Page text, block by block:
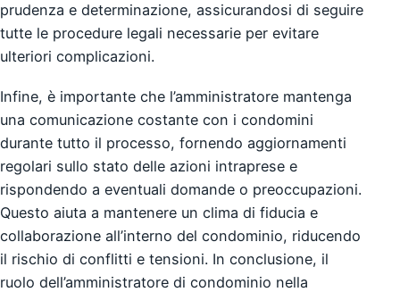
prudenza e determinazione, assicurandosi di seguire
tutte le procedure legali necessarie per evitare
ulteriori complicazioni.
Infine, è importante che l’amministratore mantenga
una comunicazione costante con i condomini
durante tutto il processo, fornendo aggiornamenti
regolari sullo stato delle azioni intraprese e
rispondendo a eventuali domande o preoccupazioni.
Questo aiuta a mantenere un clima di fiducia e
collaborazione all’interno del condominio, riducendo
il rischio di conflitti e tensioni. In conclusione, il
ruolo dell’amministratore di condominio nella